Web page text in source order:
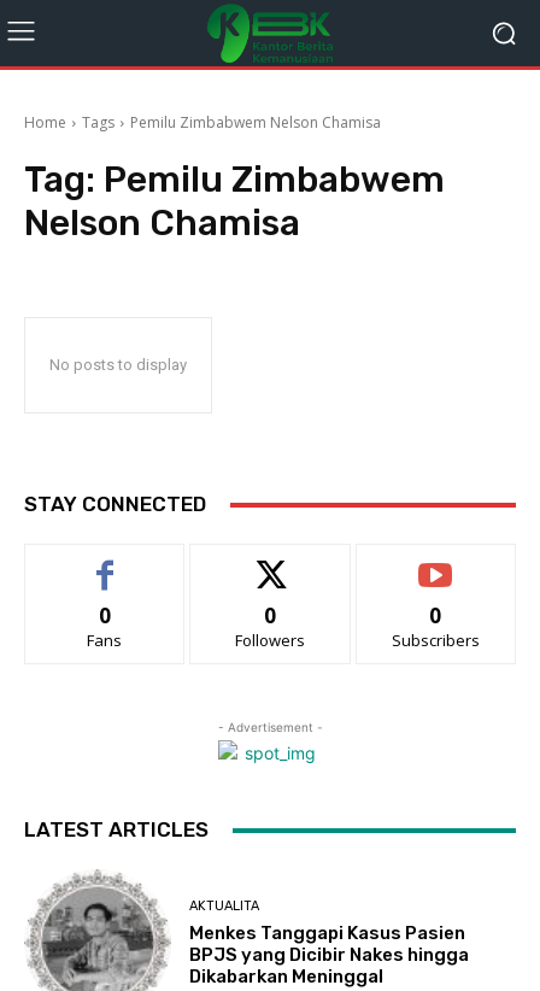
Home Tags Pemilu Zimbabwem Nelson Chamisa
Tag: Pemilu Zimbabwem
Nelson Chamisa
No posts to display
STAY CONNECTED
0
Fans
0
Followers
0
Subscribers
- Advertisement -
LATEST ARTICLES
AKTUALITA
Menkes Tanggapi Kasus Pasien
BPJS yang Dicibir Nakes hingga
Dikabarkan Meninggal